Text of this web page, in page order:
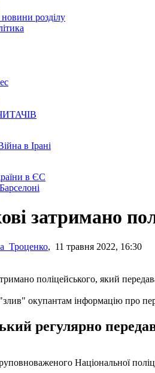
новини розділу
в Ірані
в ЄС
затримано
Троценко, 11 травня 2022, 16:30
окупантам інформацію про
регулярно
Національної